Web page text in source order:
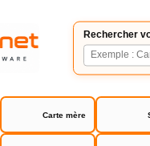
Rechercher
Carte mère